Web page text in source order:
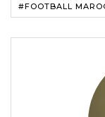
#FOOTBALL